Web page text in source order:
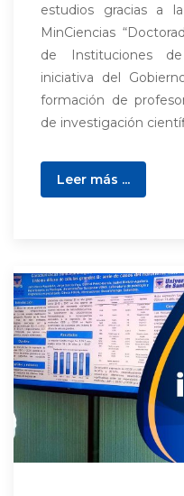
estudios gracias a
MinCiencias
de Instituciones
iniciativa del
formación de
de investigación
Leer más ...